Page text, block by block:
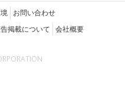
お問い合わせ
掲載について 会社概要